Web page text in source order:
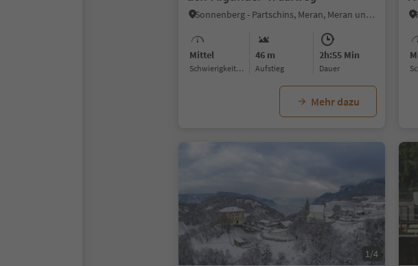
Sonnenberg - Partschins, Meran, Meran und Umgebung
Mittel
Schwierigkeitsgrad
46 m
Aufstieg
2h:55 Min
Dauer
Mehr dazu
1/4